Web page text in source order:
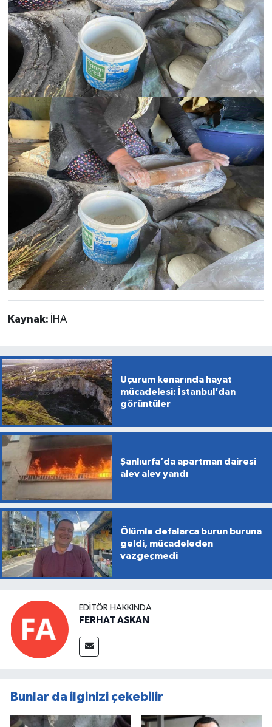
Kaynak: İHA
Uçurum kenarında hayat
mücadelesi: İstanbul’dan
görüntüler
Şanlıurfa’da apartman dairesi
alev alev yandı
Ölümle defalarca burun buruna
geldi, mücadeleden
vazgeçmedi
EDITÖR HAKKINDA
FERHAT ASKAN
Bunlar da ilginizi çekebilir